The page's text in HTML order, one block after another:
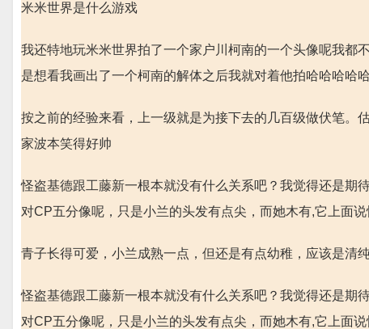
米米世界是什么游戏
我还特地玩米米世界拍了一个家户川柯南的一个头像呢我都
是想看我画出了一个柯南的解体之后我就对着他拍哈哈哈哈
按之前的经验来看，上一级就是为接下去的几百级做伏笔。
家波本笑得好帅
怪盗基德跟工藤新一根本就没有什么关系吧？我觉得还是期
对CP五分像呢，只是小兰的头发有点尖，而她木有,它上面
青子长得可爱，小兰成熟一点，但还是有点幼稚，应该是清
怪盗基德跟工藤新一根本就没有什么关系吧？我觉得还是期
对CP五分像呢，只是小兰的头发有点尖，而她木有,它上面